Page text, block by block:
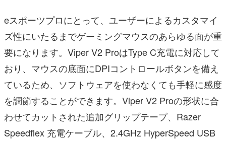
eスポーツプロにとって、ユーザーによるカスタマイ
ズ性にいたるまでゲーミングマウスのあらゆる面が重
要になります。Viper V2 ProはType C充電に対応して
おり、マウスの底面にDPIコントロールボタンを備え
ているため、ソフトウェアを使わなくても手軽に感度
を調節することができます。Viper V2 Proの形状に合
わせてカットされた追加グリップテープ、Razer
Speedflex 充電ケーブル、2.4GHz HyperSpeed USB